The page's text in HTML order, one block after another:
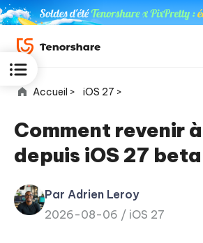
ReiBoot
for iOS
PDNob
Accueil > iOS 27 >
Comment revenir
depuis iOS 27
Par Adrien Leroy
2026-08-06 / iOS 27